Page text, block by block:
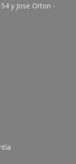
y Jose Orton -